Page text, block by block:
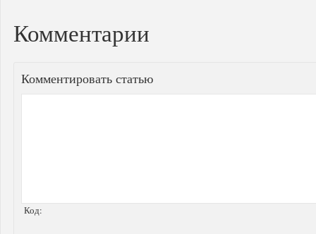
Комментарии
Комментировать статью
Код: